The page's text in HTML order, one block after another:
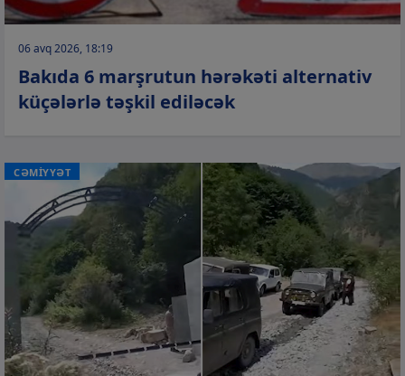
06 avq 2026, 18:19
Bakıda 6 marşrutun hərəkəti alternativ
küçələrlə təşkil ediləcək
CƏMİYYƏT